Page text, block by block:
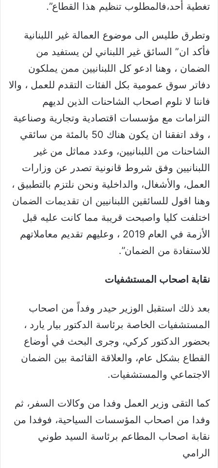
تغطية أحد،فالمطلوب تنظيم هذا القطاع”.
وتطرق طليس الى موضوع العمالة غير اللبنانية
فأكد ان” السائق غير اللبناني لن يستفيد من
الضمان ، وهنا ادعو كل اللبنانيين ممن يملكون
دفاتر سوق عمومية بكل الفئات التقدم للعمل ، والا
فاننا لا نلوم اصحاب الشاحنات الذين لديهم
التزامات مع مؤسسات اقتصادية وتجارية وصناعية
، وقد اتفقنا ان يكون هناك 50 بالمئة من سائقي
الشاحنات من اللبنانيين، وعدد مماثل من غير
اللبنانيين وفق شروط قانونية تصدر عن وزارات
العمل، والأشغال، والداخلية ونحن نلتزم بالتطبيق ،
وهنا اقول للسائقين اللبنانيين ان تقديمات الضمان
اختلفت كليا واصبحت قريبة مما كانت عليه قبل
الأزمة في العام 2019 ، وعليهم تقديم معاملاتهم
للاستفادة من الضمان”.
نقابة اصحاب المستشفيات
بعد ذلك استقبل الوزير حيدر وفداً من اصحاب
المستشفيات الخاصة برئاسة الدكتور بيار يارد ،
بحضور الدكتور كركي، وجرى البحث في أوضاع
القطاع بشكل عام، والعلاقة القائمة بين الضمان
الاجتماعي والمستشفيات.
كما التقى وزير العمل وفدا من وكالات السفر، ثم
وفدا من اصحاب المؤسسات السياحية، فوفدا من
نقابة اصحاب المطاعم برئاسة السيد طوني
الرامي